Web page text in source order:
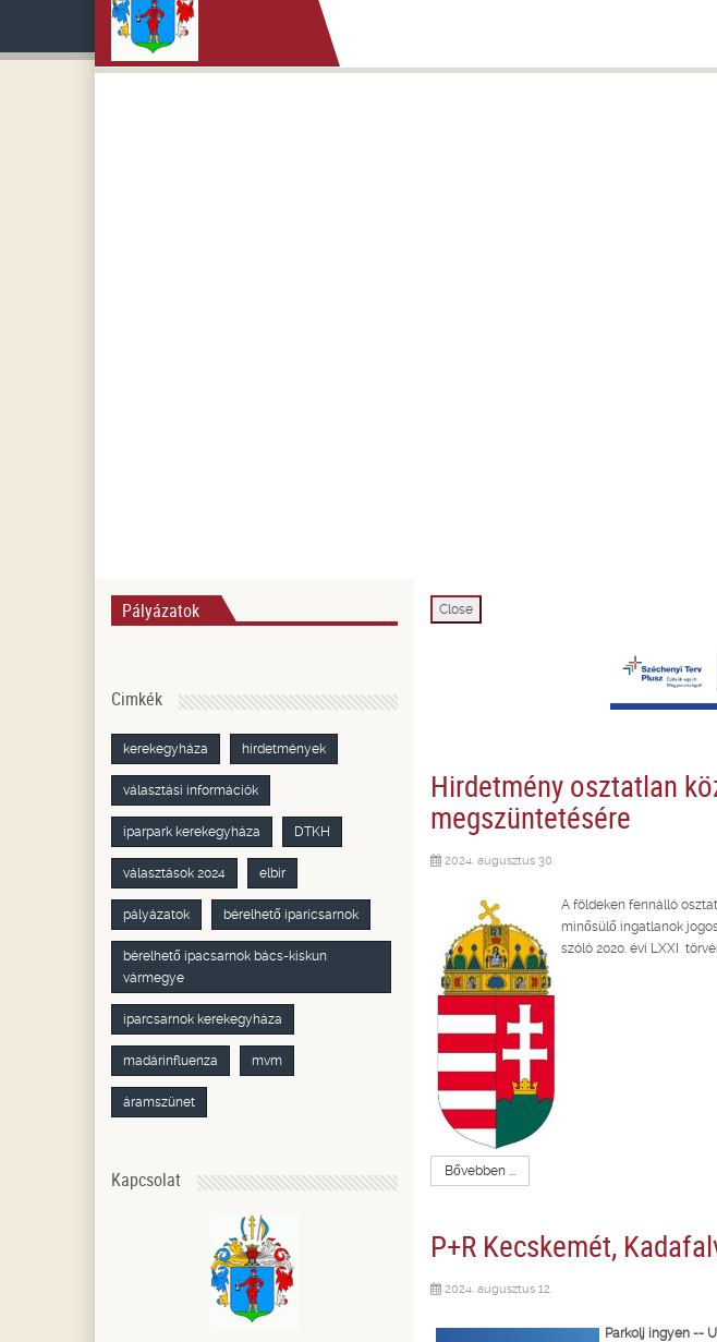
Close
Hirdetmény osztatlan
megszüntetésére
2024. augusztus 30.
A földeken fennálló
minősülő ingatlanok
szóló 2020. évi LXXI
Bővebben ...
P+R Kecskemét,
2024. augusztus 12.
Parkolj ingyen --
Pályázatok
Cimkék
kerekegyháza hirdetmények
választási információk
iparpark kerekegyháza DTKH
választások 2024 elbir
pályázatok bérelhető iparicsarnok
bérelhető ipacsarnok bács-kiskun
vármegye
iparcsarnok kerekegyháza
madárinfluenza mvm
áramszünet
Kapcsolat